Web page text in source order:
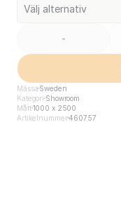
Välj alternativ
-
Mässa Sweden
Kategori Showroom
Mått1000 x 2500
Artikelnummer460757